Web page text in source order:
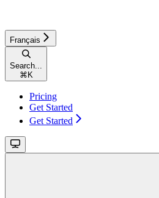
Français
Search...
⌘ K
Pricing
Get Started
Get Started